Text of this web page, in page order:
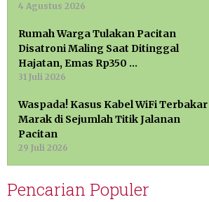
4 Agustus 2026
Rumah Warga Tulakan Pacitan
Disatroni Maling Saat Ditinggal
Hajatan, Emas Rp350 …
31 Juli 2026
Waspada! Kasus Kabel WiFi Terbakar
Marak di Sejumlah Titik Jalanan
Pacitan
29 Juli 2026
Pencarian Populer